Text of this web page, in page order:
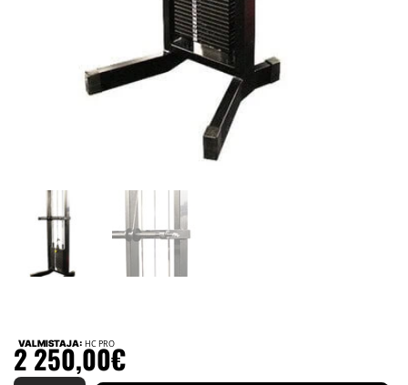
VALMISTAJA: HC PRO
2 250,00€